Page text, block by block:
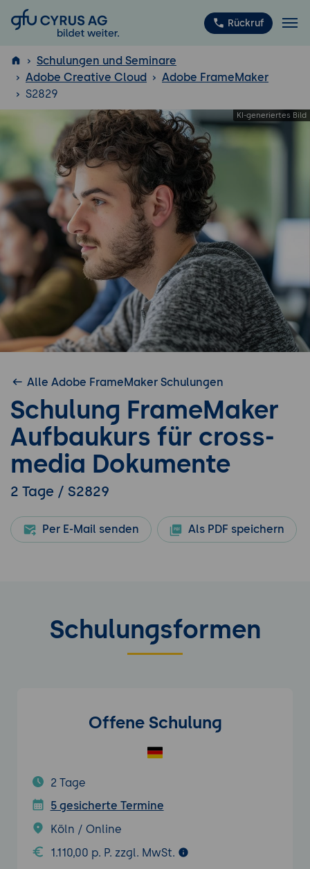
GFU Cyrus AG Rückruf
ISTQB ®
Schulungen und Seminare
Adobe Creative Cloud
Adobe FrameMaker
S2829
Alle Adobe FrameMaker Schulungen
Schulung FrameMaker
Aufbaukurs für cross-
media Dokumente
2 Tage / S2829
Per E-Mail senden Als PDF speichern
Schulungsformen
Offene Schulung
2 Tage
5 gesicherte Termine
Köln / Online
1.110,00 p. P. zzgl. MwSt.